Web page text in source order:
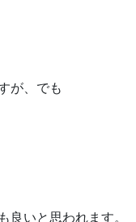
が、でも
良いと思われます。